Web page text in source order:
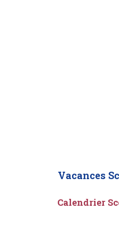
Vacances
Calendrier